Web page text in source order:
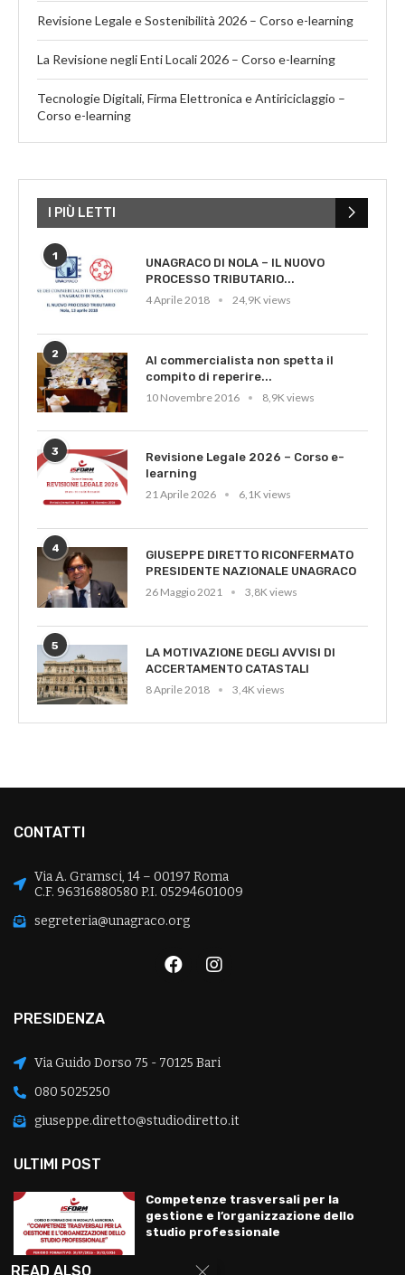
Revisione Legale e Sostenibilità 2026 – Corso e-learning
La Revisione negli Enti Locali 2026 – Corso e-learning
Tecnologie Digitali, Firma Elettronica e Antiriciclaggio –
Corso e-learning
I PIÙ LETTI
1
UNAGRACO DI NOLA – IL NUOVO
PROCESSO TRIBUTARIO...
4 Aprile 2018
24,9K views
2
Al commercialista non spetta il
compito di reperire...
10 Novembre 2016
8,9K views
3
Revisione Legale 2026 – Corso e-
learning
21 Aprile 2026
6,1K views
4
GIUSEPPE DIRETTO RICONFERMATO
PRESIDENTE NAZIONALE UNAGRACO
26 Maggio 2021
3,8K views
5
LA MOTIVAZIONE DEGLI AVVISI DI
ACCERTAMENTO CATASTALI
8 Aprile 2018
3,4K views
CONTATTI
Via A. Gramsci, 14 – 00197 Roma
C.F. 96316880580 P.I. 05294601009
segreteria@unagraco.org
PRESIDENZA
Via Guido Dorso 75 - 70125 Bari
080 5025250
giuseppe.diretto@studiodiretto.it
ULTIMI POST
Competenze trasversali per la
gestione e l’organizzazione dello
studio professionale
READ ALSO